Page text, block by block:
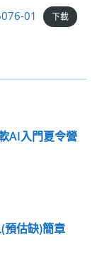
01 下載
AI入門夏令營
預估缺)簡章